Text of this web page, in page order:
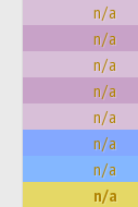
n/a
n/a
n/a
n/a
n/a
n/a
n/a
n/a